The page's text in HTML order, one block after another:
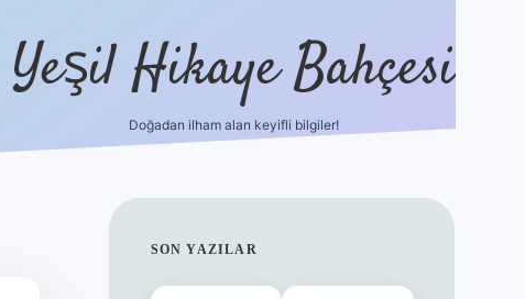
Yeşil Hikaye Bahçesi
Doğadan ilham alan keyifli bilgiler!
SIDEBAR
SON YAZILAR
ilbet güncel giriş adresiilbet